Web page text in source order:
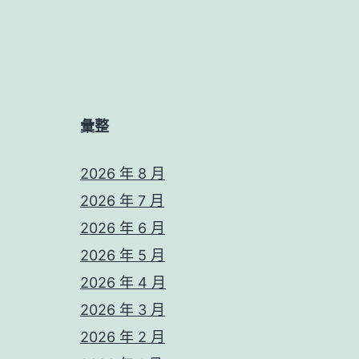
彙整
2026 年 8 月
2026 年 7 月
2026 年 6 月
2026 年 5 月
2026 年 4 月
2026 年 3 月
2026 年 2 月